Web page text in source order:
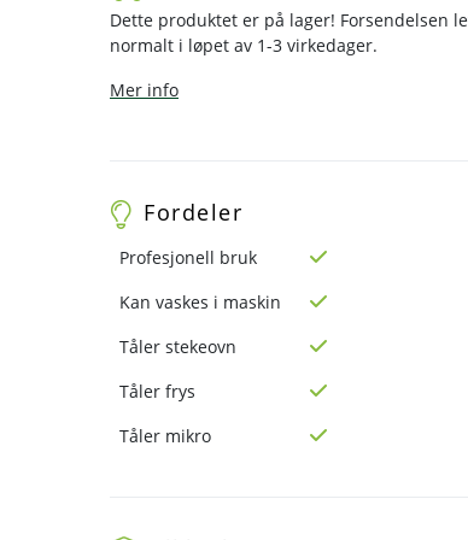
Dette produktet er på lager! Forsendelsen
normalt i løpet av 1-3 virkedager.
Mer info
Fordeler
Profesjonell bruk
Kan vaskes i maskin
Tåler stekeovn
Tåler frys
Tåler mikro